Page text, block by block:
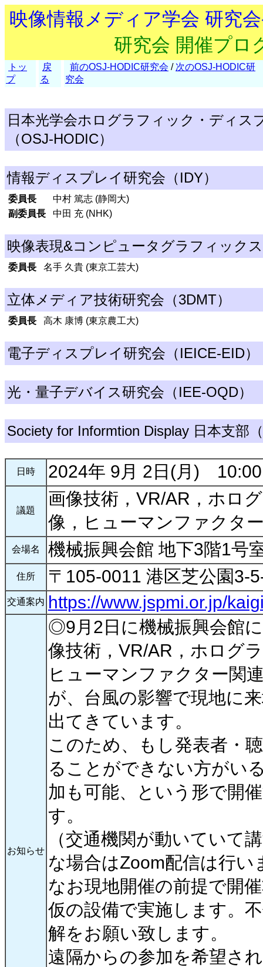
映像情報メディア学会 研究
研究会 開催プロ
トッ
プ
戻
る
前のOSJ-HODIC研究会 / 次のOSJ-HODIC研
究会
日本光学会ホログラフィック・ディス
（OSJ-HODIC）
情報ディスプレイ研究会（IDY）
委員長
中村 篤志 (静岡大)
副委員長
中田 充 (NHK)
映像表現&コンピュータグラフィック
委員長 名手 久貴 (東京工芸大)
立体メディア技術研究会（3DMT）
委員長 高木 康博 (東京農工大)
電子ディスプレイ研究会（IEICE-EID）
光・量子デバイス研究会（IEE-OQD）
Society for Informtion Display 日本支部
日時 2024年 9月 2日(月)
議題
画像技術，VR/AR，ホロ
像，ヒューマンファクタ
会場名 機械振興会館 地下3階1号
住所 〒105-0011 港区芝公園3-
交通案内 https://www.jspmi.or.jp/
お知らせ
◎9月2日に機械振興会館
像技術，VR/AR，ホログ
ヒューマンファクター関
が、台風の影響で現地に
出てきています。
このため、もし発表者・
ることができない方がい
加も可能、という形で開
す。
（交通機関が動いていて
な場合はZoom配信は行い
なお現地開催の前提で開
仮の設備で実施します。
解をお願い致します。
遠隔からの参加を希望さ